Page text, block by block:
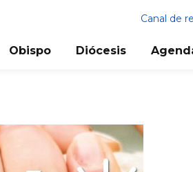
Canal de
Obispo Diócesis